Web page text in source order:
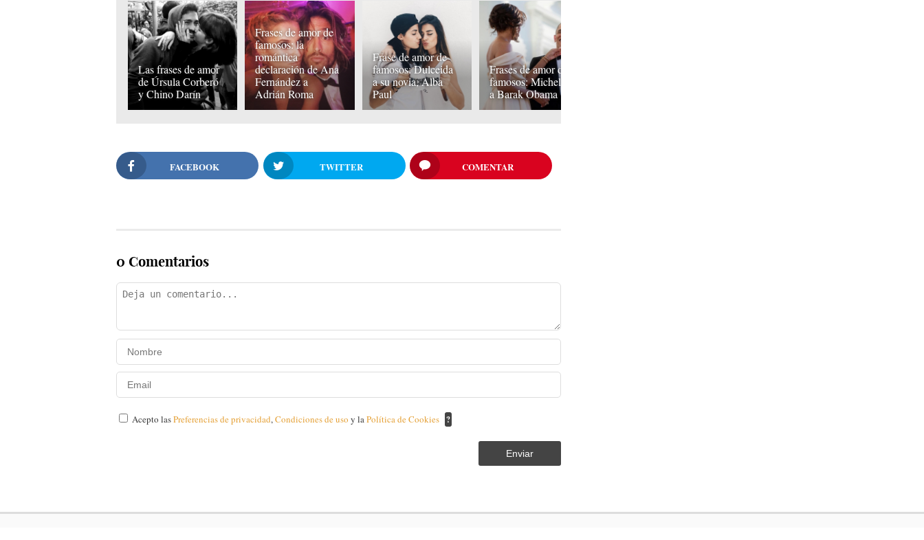
Las frases de amor
de Úrsula Corberó
y Chino Darín
Frases de amor de
famosos: la
romántica
declaración de Ana
Fernández a
Adrián Roma
Frase de amor de
famosos: Dulceida
a su novia, Alba
Paul
Frases de amor de
famosos: Michelle
a Barak Obama
FACEBOOK TWITTER COMENTAR
0 Comentarios
Acepto lasPreferencias de privacidad,Condiciones de usoy laPolítica de Cookies ?
Enviar